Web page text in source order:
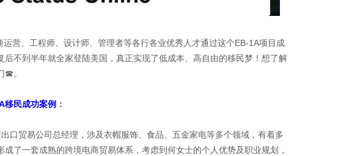
、工程师、设计师、管理者等各行各业优秀人才通过这个EB-1A项目成
不到半年就全家登陆美国，真正实现了低成本、高自由的移民梦！想了解
☎。
移民成功案例 ：
贸易公司总经理，涉及衣帽服饰、食品、五金家电等多个领域，有着多
成了一套成熟的跨境电商贸易体系，考虑到何女士的个人优势及职业规划，